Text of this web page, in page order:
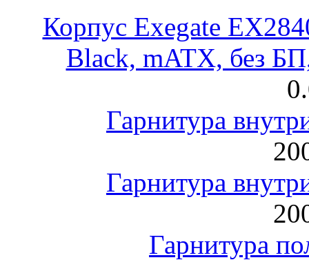
Корпус Exegate
Black, mATX, без
Гарнитура
Гарнитура
Гарнитура